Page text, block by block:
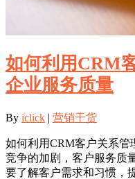
如何利用CRM
企业服务质量
By iclick | 营销干货
如何利用CRM客户关系管
竞争的加剧，客户服务质
要了解客户需求和习惯，